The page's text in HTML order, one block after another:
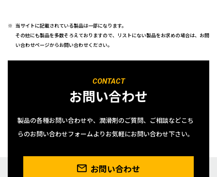
当サイトに記載されている製品は一部になります。
その他にも製品を多数そろえておりますので、リストにない製品をお求めの場合は、お問
い合わせページからお問い合わせください。
CONTACT
お問い合わせ
製品の各種お問い合わせや、潤滑剤のご質問、ご相談などこち
らのお問い合わせフォームよりお気軽にお問い合わせ下さい。
お問い合わせ